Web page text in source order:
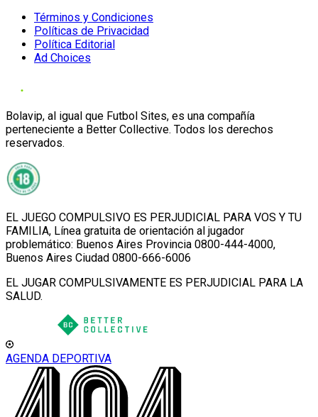
Términos y Condiciones
Políticas de Privacidad
Política Editorial
Ad Choices
Bolavip, al igual que Futbol Sites, es una compañía
perteneciente a Better Collective. Todos los derechos
reservados.
EL JUEGO COMPULSIVO ES PERJUDICIAL PARA VOS Y TU
FAMILIA, Línea gratuita de orientación al jugador
problemático: Buenos Aires Provincia 0800-444-4000,
Buenos Aires Ciudad 0800-666-6006
EL JUGAR COMPULSIVAMENTE ES PERJUDICIAL PARA LA
SALUD.
AGENDA DEPORTIVA